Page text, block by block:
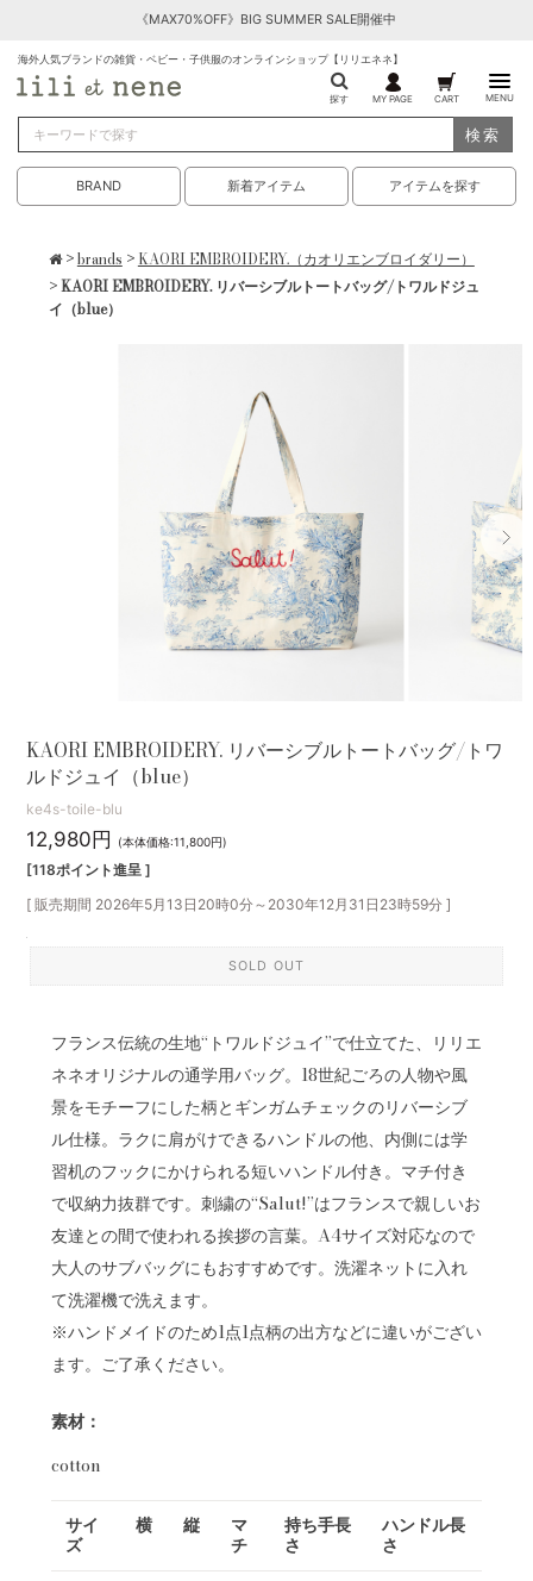
《MAX70%OFF》BIG SUMMER SALE開催中
海外人気ブランドの雑貨・ベビー・子供服のオンラインショップ【リリエネネ】
探す MY PAGE CART MENU
検索
BRAND 新着アイテム アイテムを探す
>brands > KAORI EMBROIDERY.（カオリエンブロイダリー）
> KAORI EMBROIDERY. リバーシブルトートバッグ/トワルドジュ
イ（blue）
KAORI EMBROIDERY. リバーシブルトートバッグ/トワ
ルドジュイ（blue）
ke4s-toile-blu
12,980円 (本体価格:11,800円)
[118ポイント進呈 ]
[ 販売期間 2026年5月13日20時0分～ 2030年12月31日23時59分 ]
SOLD OUT
フランス伝統の生地“トワルドジュイ”で仕立てた、リリエ
ネネオリジナルの通学用バッグ。18世紀ごろの人物や風
景をモチーフにした柄とギンガムチェックのリバーシブ
ル仕様。ラクに肩がけできるハンドルの他、内側には学
習机のフックにかけられる短いハンドル付き。マチ付き
で収納力抜群です。刺繍の“Salut!”はフランスで親しいお
友達との間で使われる挨拶の言葉。A4サイズ対応なので
大人のサブバッグにもおすすめです。洗濯ネットに入れ
て洗濯機で洗えます。
※ハンドメイドのため1点1点柄の出方などに違いがござい
ます。ご了承ください。
素材：
cotton
サイ
ズ
横 縦
マ
チ
持ち手長
さ
ハンドル長
さ